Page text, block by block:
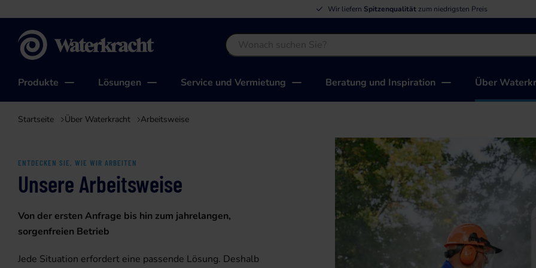
Wir liefern Spitzenqualität zum niedrigsten Preis
Produkte Lösungen Service und Vermietung Beratung und Inspiration Über
Startseite Über Waterkracht Arbeitsweise
ENTDECKEN SIE, WIE WIR ARBEITEN
Unsere Arbeitsweise
Von der ersten Anfrage bis hin zum jahrelangen,
sorgenfreien Betrieb
Jede Situation erfordert eine passende Lösung. Deshalb